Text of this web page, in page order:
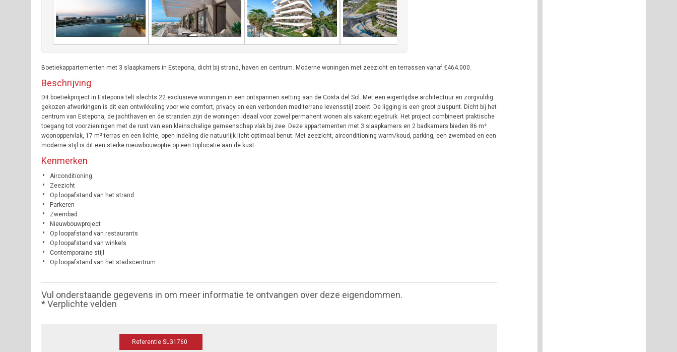
Boetiekappartementen met 3 slaapkamers in Estepona, dicht bij strand, haven en centrum. Moderne woningen met zeezicht en terrassen vanaf €464.000.
Beschrijving
Dit boetiekproject in Estepona telt slechts 22 exclusieve woningen in een ontspannen setting aan de Costa del Sol. Met een eigentijdse architectuur en zorgvuldig
gekozen afwerkingen is dit een ontwikkeling voor wie comfort, privacy en een verbonden mediterrane levensstijl zoekt. De ligging is een groot pluspunt. Dicht bij het
centrum van Estepona, de jachthaven en de stranden zijn de woningen ideaal voor zowel permanent wonen als vakantiegebruik. Het project combineert praktische
toegang tot voorzieningen met de rust van een kleinschalige gemeenschap vlak bij zee. Deze appartementen met 3 slaapkamers en 2 badkamers bieden 86 m²
woonoppervlak, 17 m² terras en een lichte, open indeling die natuurlijk licht optimaal benut. Met zeezicht, airconditioning warm/koud, parking, een zwembad en een
moderne stijl is dit een sterke nieuwbouwoptie op een toplocatie aan de kust.
Kenmerken
Airconditioning
Zeezicht
Op loopafstand van het strand
Parkeren
Zwembad
Nieuwbouwproject
Op loopafstand van restaurants
Op loopafstand van winkels
Contemporaine stijl
Op loopafstand van het stadscentrum
Vul onderstaande gegevens in om meer informatie te ontvangen over deze eigendommen.
* Verplichte velden
Referentie SLG1760